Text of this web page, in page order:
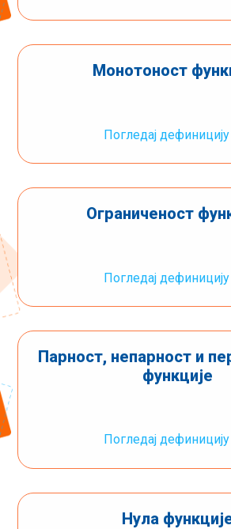
Монотоност
Погледај дефиницију
Ограниченост
Погледај дефиницију
Парност, непарност и
функције
Погледај дефиницију
Нула